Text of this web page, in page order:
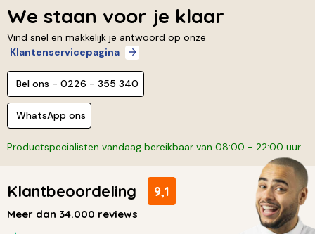
We staan voor je klaar
Vind snel en makkelijk je antwoord op onze
Klantenservicepagina
Bel ons - 0226 - 355 340
WhatsApp ons
Productspecialisten vandaag bereikbaar van 08:00 - 22:00 uur
Klantbeoordeling 9,1
Meer dan 34.000 reviews